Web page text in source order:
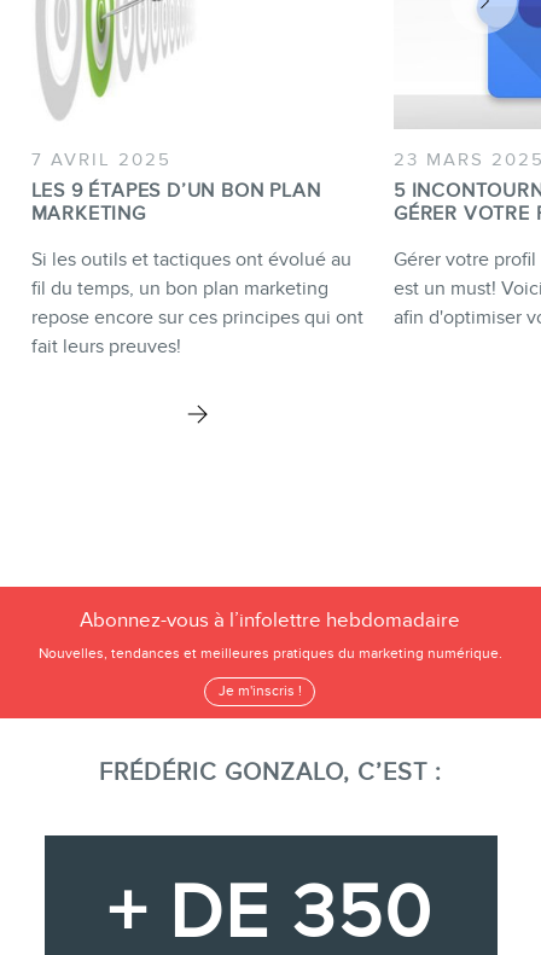
7 AVRIL 2025
LES 9 ÉTAPES D’UN BON PLAN
MARKETING
Si les outils et tactiques ont évolué au
fil du temps, un bon plan marketing
repose encore sur ces principes qui ont
fait leurs preuves!
23 MARS
5
GÉRER VOTRE
Gérer votre
est un must!
afin d'optimiser
Abonnez-vous à l’infolettre hebdomadaire
Nouvelles, tendances et meilleures pratiques du marketing numérique.
Je m'inscris !
FRÉDÉRIC GONZALO, C’EST :
+ DE 350